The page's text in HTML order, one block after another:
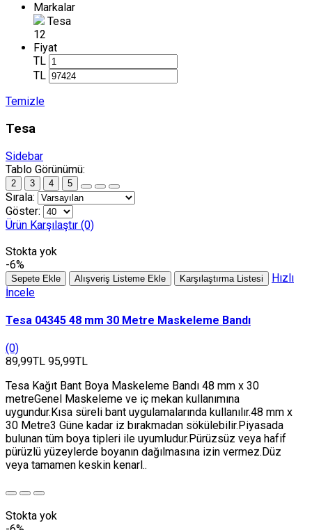
Markalar
Tesa
12
Fiyat
TL
TL
Temizle
Tesa
Sidebar
Tablo Görünümü:
2 3 4 5
Sırala:
Göster:
Ürün Karşılaştır (0)
Stokta yok
-6%
Sepete Ekle Alışveriş Listeme Ekle Karşılaştırma Listesi
Hızlı
İncele
Tesa 04345 48 mm 30 Metre Maskeleme Bandı
(0)
89,99TL 95,99TL
Tesa Kağıt Bant Boya Maskeleme Bandı 48 mm x 30
metreGenel Maskeleme ve iç mekan kullanımına
uygundur.Kısa süreli bant uygulamalarında kullanılır.48 mm x
30 Metre3 Güne kadar iz bırakmadan sökülebilir.Piyasada
bulunan tüm boya tipleri ile uyumludur.Pürüzsüz veya hafif
pürüzlü yüzeylerde boyanın dağılmasına izin vermez.Düz
veya tamamen keskin kenarl..
Stokta yok